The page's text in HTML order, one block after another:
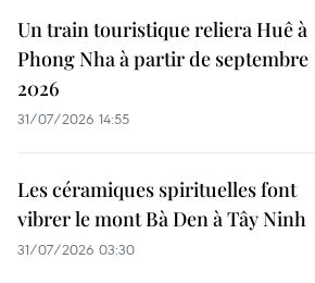
Un train touristique reliera Huê à
Phong Nha à partir de septembre
2026
31/07/2026 14:55
Les céramiques spirituelles font
vibrer le mont Bà Den à Tây Ninh
31/07/2026 03:30